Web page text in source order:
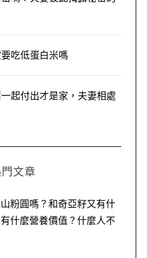
吃低蛋白米嗎
起付出才是家，夫妻相處
文章
粉圓嗎？和奇亞籽又有什
什麼營養價值？什麼人不